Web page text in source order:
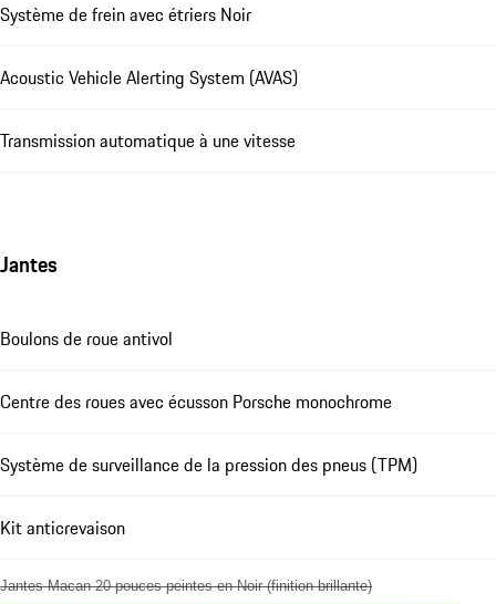
Système de frein avec étriers Noir
Acoustic Vehicle Alerting System (AVAS)
Transmission automatique à une vitesse
Jantes
Boulons de roue antivol
Centre des roues avec écusson Porsche monochrome
Système de surveillance de la pression des pneus (TPM)
Kit anticrevaison
Jantes Macan 20 pouces peintes en Noir (finition brillante)